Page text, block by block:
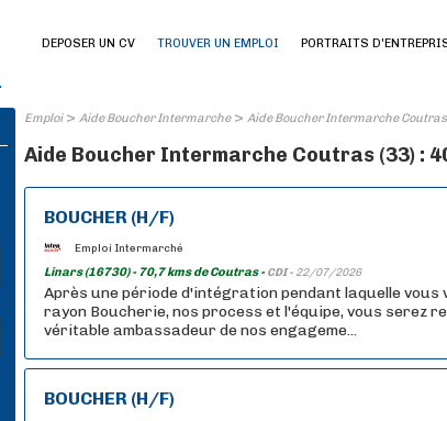
DEPOSER UN CV TROUVER UN EMPLOI PORTRAITS
Emploi> Aide Boucher Intermarche> Aide Boucher Intermarche
Aide Boucher Intermarche Coutras (33) :
BOUCHER (H/F)
Emploi Intermarché
Linars (16730) - 70,7 kms de Coutras -CDI - 22/07/2026
Après une période d'intégration pendant laquelle
rayon Boucherie, nos process et l'équipe, vous serez
véritable ambassadeur de nos engageme...
BOUCHER (H/F)